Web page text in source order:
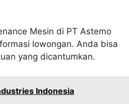
Mesin di PT Astemo
lowongan. Anda bisa
yang dicantumkan.
Indonesia